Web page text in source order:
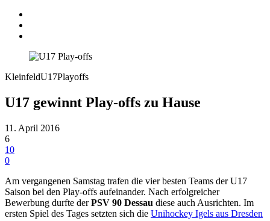
KleinfeldU17Playoffs
U17 gewinnt Play-offs zu Hause
11. April 2016
6
10
0
Am vergangenen Samstag trafen die vier besten Teams der U17
Saison bei den Play-offs aufeinander. Nach erfolgreicher
Bewerbung durfte derPSV 90 Dessau diese auch Ausrichten. Im
ersten Spiel des Tages setzten sich die Unihockey Igels aus Dresden